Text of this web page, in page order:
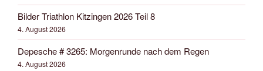
Bilder Triathlon Kitzingen 2026 Teil 8
4. August 2026
Depesche # 3265: Morgenrunde nach dem Regen
4. August 2026